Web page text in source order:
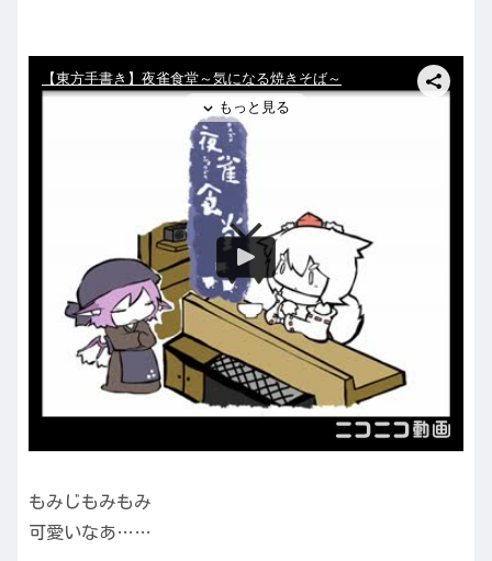
もみじもみもみ
可愛いなあ……